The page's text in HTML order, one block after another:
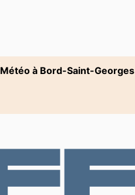
Météo à Bord-Saint-Georges